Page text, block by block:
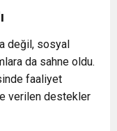
değil, sosyal
da sahne oldu.
faaliyet
verilen destekler